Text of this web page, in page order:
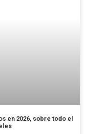
en 2026, sobre todo el